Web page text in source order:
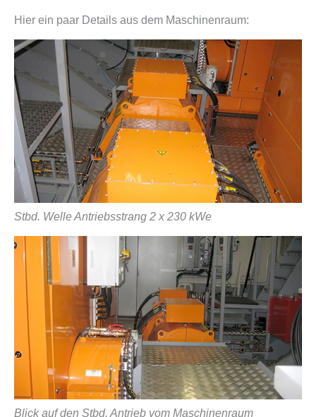
Hier ein paar Details aus dem Maschinenraum:
Stbd. Welle Antriebsstrang 2 x 230 kWe
Blick auf den Stbd. Antrieb vom Maschinenraum